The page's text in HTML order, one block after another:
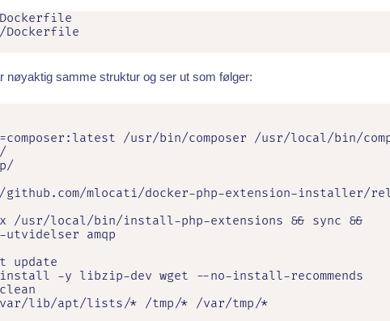
Dockerfile
nøyaktig samme struktur og ser ut som følger:
/usr/bin/composer /usr/local/bin/
github.com/mlocati/docker-php-extension-
+x /usr/local/bin/install-php-extensions && sync &&
amqp
update
-y libzip-dev wget --no-install-recommends
lib/apt/lists/* /tmp/* /var/tmp/*